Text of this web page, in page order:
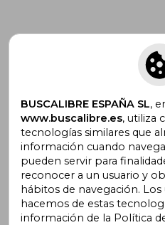
Suscríbete para
¿Necesitas ayuda?
BUSCALIBRE ESPAÑA SL,
www.buscalibre.es, utiliza
tecnologías similares que
información cuando
pueden servir para
reconocer a un usuario y
hábitos de navegación.
hacemos de estas
información de la Política